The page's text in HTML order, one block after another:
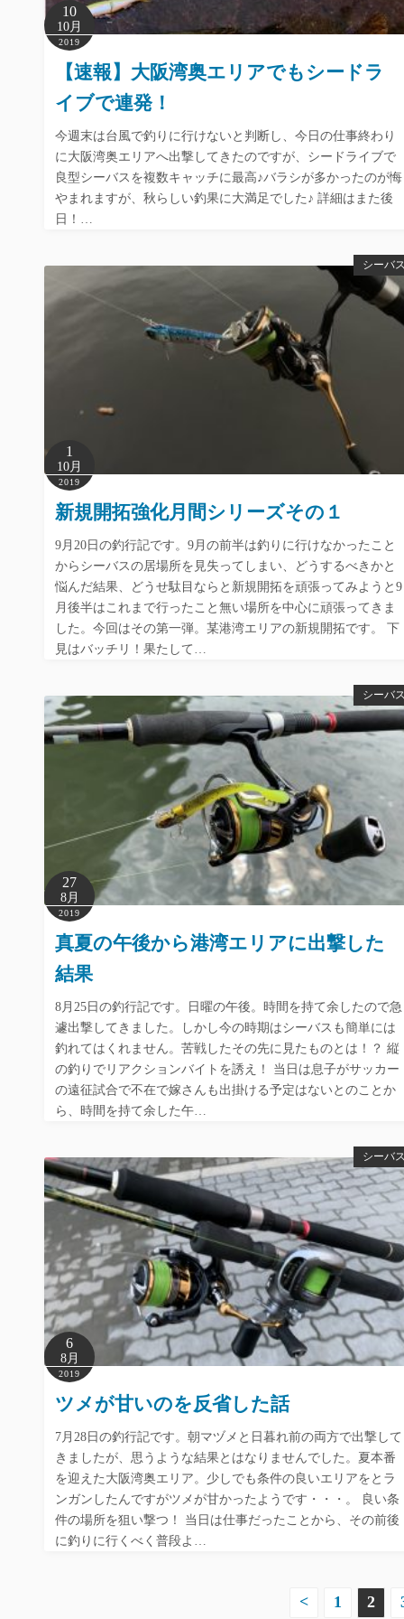
10
10月
2019
【速報】大阪湾奥エリアでもシードラ
イブで連発！
今週末は台風で釣りに行けないと判断し、今日の仕事終わり
に大阪湾奥エリアへ出撃してきたのですが、シードライブで
良型シーバスを複数キャッチに最高♪バラシが多かったのが悔
やまれますが、秋らしい釣果に大満足でした♪ 詳細はまた後
日！…
シーバ
1
10月
2019
新規開拓強化月間シリーズその１
9月20日の釣行記です。9月の前半は釣りに行けなかったこと
からシーバスの居場所を見失ってしまい、どうするべきかと
悩んだ結果、どうせ駄目ならと新規開拓を頑張ってみようと9
月後半はこれまで行ったこと無い場所を中心に頑張ってきま
した。今回はその第一弾。某港湾エリアの新規開拓です。 下
見はバッチリ！果たして…
シーバ
27
8月
2019
真夏の午後から港湾エリアに出撃した
結果
8月25日の釣行記です。日曜の午後。時間を持て余したので急
遽出撃してきました。しかし今の時期はシーバスも簡単には
釣れてはくれません。苦戦したその先に見たものとは！？ 縦
の釣りでリアクションバイトを誘え！ 当日は息子がサッカー
の遠征試合で不在で嫁さんも出掛ける予定はないとのことか
ら、時間を持て余した午…
シーバ
6
8月
2019
ツメが甘いのを反省した話
7月28日の釣行記です。朝マヅメと日暮れ前の両方で出撃して
きましたが、思うような結果とはなりませんでした。夏本番
を迎えた大阪湾奥エリア。少しでも条件の良いエリアをとラ
ンガンしたんですがツメが甘かったようです・・・。 良い条
件の場所を狙い撃つ！ 当日は仕事だったことから、その前後
に釣りに行くべく普段よ…
< 1 2